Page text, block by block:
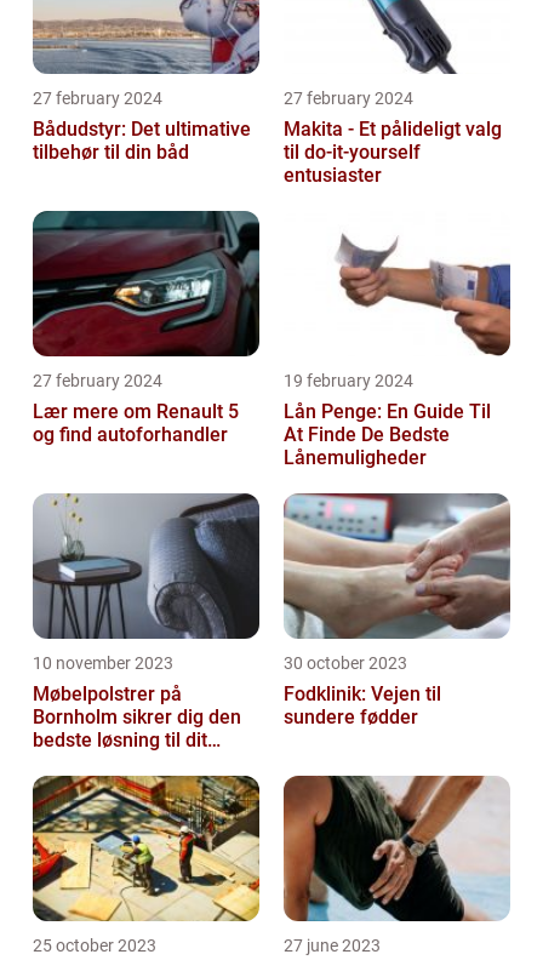
27 february 2024
Bådudstyr: Det ultimative
tilbehør til din båd
27 february 2024
Makita - Et pålideligt valg
til do-it-yourself
entusiaster
27 february 2024
Lær mere om Renault 5
og find autoforhandler
19 february 2024
Lån Penge: En Guide Til
At Finde De Bedste
Lånemuligheder
10 november 2023
Møbelpolstrer på
Bornholm sikrer dig den
bedste løsning til dit
30 october 2023
Fodklinik: Vejen til
sundere fødder
25 october 2023 27 june 2023